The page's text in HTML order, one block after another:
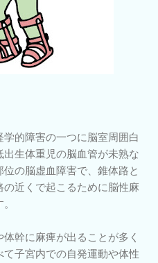
的障害の一つに脳室周囲白
生体重児の脳血管が未熟な
の脳虚血障害で、錐体路と
近くで起こるために脳性麻
幹に麻痺が出ることが多く
子宮内での自発運動や体性